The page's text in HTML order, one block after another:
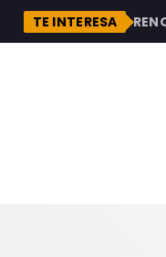
TE INTERESA
DESCUBRE LA